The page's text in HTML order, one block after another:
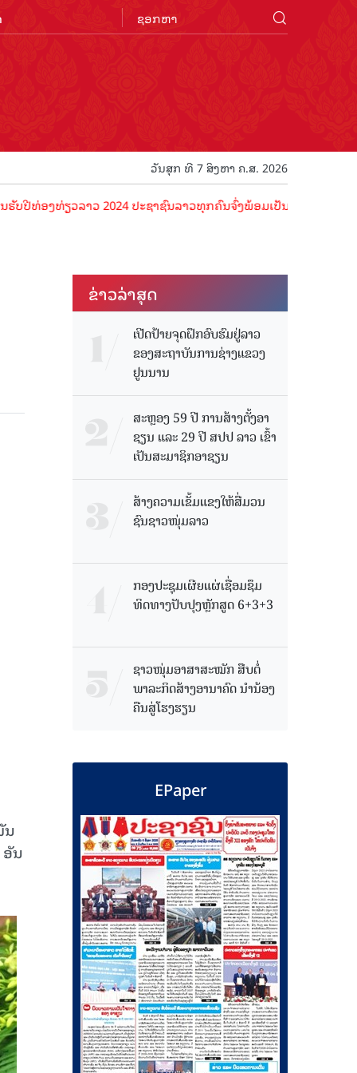
ວັນສຸກ ທີ 7 ສິງຫາ ຄ.ສ. 2026
ທ່ຽວລາວ 2024 ປະຊາຊົນລາວທຸກຄົນຈົ່ງພ້ອມເປັນເຈົ້າພາບທີ່ດີ ຕ້ອນຮັບ
ນ
ນ
ຂ່າວ​ລ່າ​ສຸດ
ເປີດປ້າຍຈຸດຝຶກອົບຮົມຢູ່ລາວ
ຂອງສະຖາບັນການຊ່າງແຂວງ
ຢູນນານ
ສະຫຼອງ 59 ປີ ການສ້າງຕັ້ງອາ
ຊຽນ ແລະ 29 ປີ ສປປ ລາວ ເຂົ້າ
ເປັນສະມາຊິກອາຊຽນ
ສ້າງຄວາມເຂັ້ມແຂງໃຫ້ສື່ມວນ
ຊົນຊາວໜຸ່ມລາວ
ກອງປະຊຸມເຜີຍແຜ່ເຊື່ອມຊຶມ
ທິດທາງປັບປຸງຫຼັກສູດ 6+3+3
ຊາວໜຸ່ມອາສາສະໝັກ ສືບຕໍ່
ພາລະກິດສ້າງອານາຄົດ ນໍານ້ອງ
ຄືນສູ່ໂຮງຮຽນ
EPaper